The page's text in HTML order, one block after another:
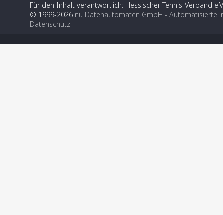
Für den Inhalt verantwortlich: Hessischer Tennis-Verband
© 1999-2026 nu Datenautomaten GmbH - Automatisierte
Datenschutz